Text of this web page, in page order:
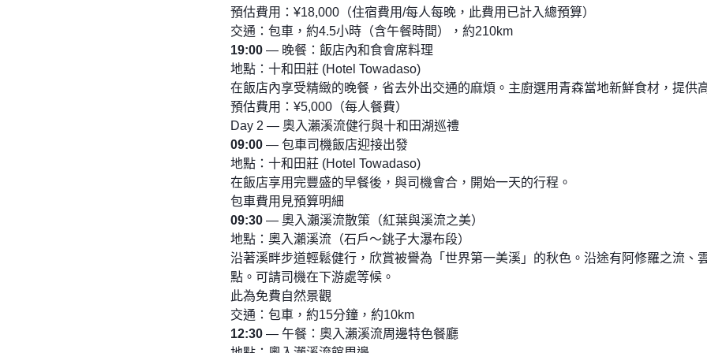
預估費用：¥18,000（住宿費用/每人每晚，此費用已計入總預算）
交通：包車，約4.5小時（含午餐時間），約210km
19:00 — 晚餐：飯店內和食會席料理
地點：十和田莊 (Hotel Towadaso)
在飯店內享受精緻的晚餐，省去外出交通的麻煩。主廚選用青森當地新鮮食材，提供
預估費用：¥5,000（每人餐費）
Day 2 — 奧入瀨溪流健行與十和田湖巡禮
09:00 — 包車司機飯店迎接出發
地點：十和田莊 (Hotel Towadaso)
在飯店享用完豐盛的早餐後，與司機會合，開始一天的行程。
包車費用見預算明細
09:30 — 奧入瀨溪流散策（紅葉與溪流之美）
地點：奧入瀨溪流（石戶～銚子大瀑布段）
沿著溪畔步道輕鬆健行，欣賞被譽為「世界第一美溪」的秋色。沿途有阿修羅之流、
點。可請司機在下游處等候。
此為免費自然景觀
交通：包車，約15分鐘，約10km
12:30 — 午餐：奧入瀨溪流周邊特色餐廳